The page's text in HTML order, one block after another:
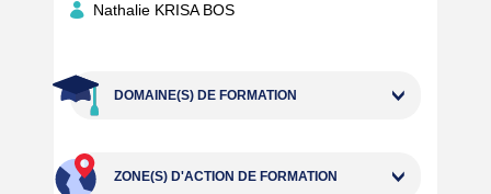
Nathalie KRISA BOS
DOMAINE(S) DE FORMATION
ZONE(S) D'ACTION DE FORMATION